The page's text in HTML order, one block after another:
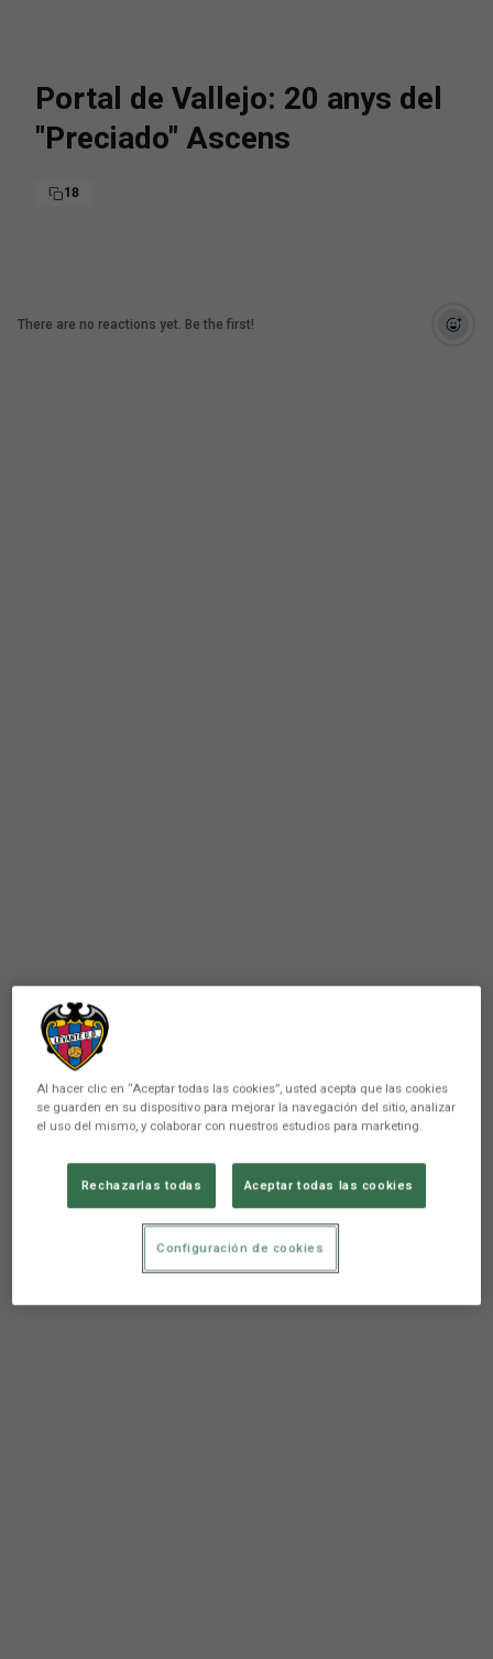
Portal de Vallejo: 20 anys del
"Preciado" Ascens
18
There are no reactions yet. Be the first!
Al hacer clic en “Aceptar todas las cookies”, usted acepta que las cookies
se guarden en su dispositivo para mejorar la navegación del sitio, analizar
el uso del mismo, y colaborar con nuestros estudios para marketing.
Rechazarlas todas Aceptar todas las cookies
Configuración de cookies